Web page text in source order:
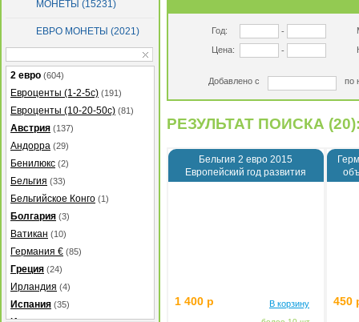
МОНЕТЫ (15231)
ЕВРО МОНЕТЫ (2021)
2 евро (604)
Евроценты (1-2-5с) (191)
Евроценты (10-20-50с) (81)
Австрия (137)
Андорра (29)
Бенилюкс (2)
Бельгия (33)
Бельгийское Конго (1)
Болгария (3)
Ватикан (10)
Германия € (85)
Греция (24)
Ирландия (4)
Испания (35)
Год: -
Цена:
-
Добавлено с по
РЕЗУЛЬТАТ ПОИСКА
Бельгия 2 евро 2015
Европейский год развития
1 400 р В корзину 450